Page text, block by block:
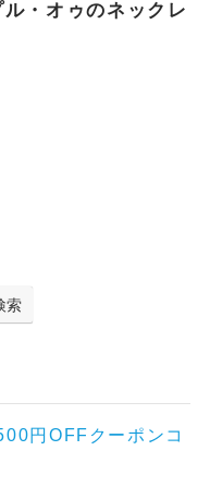
ル・オゥのネックレ
索
円OFFクーポンコ